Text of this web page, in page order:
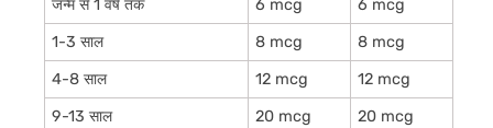
जन्म से 1 वर्ष तक
6 mcg
6 mcg
1-3 साल
8 mcg
8 mcg
4-8 साल
12 mcg
12 mcg
9-13 साल
20 mcg
20 mcg